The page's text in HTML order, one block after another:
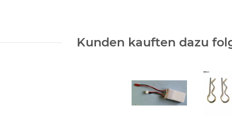
Kunden kauften dazu